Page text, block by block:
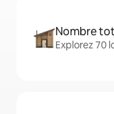
Nombre
Explorez 70